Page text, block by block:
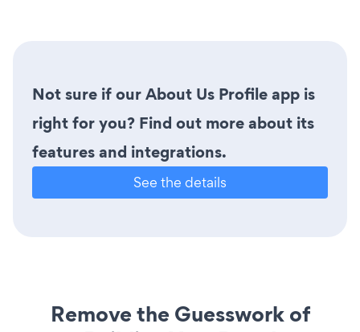
Not sure if our About Us Profile app is
right for you? Find out more about its
features and integrations.
See the details
Remove the Guesswork of